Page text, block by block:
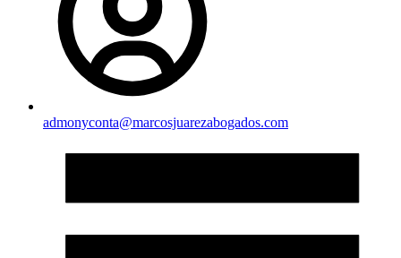
admonyconta@marcosjuarezabogados.com